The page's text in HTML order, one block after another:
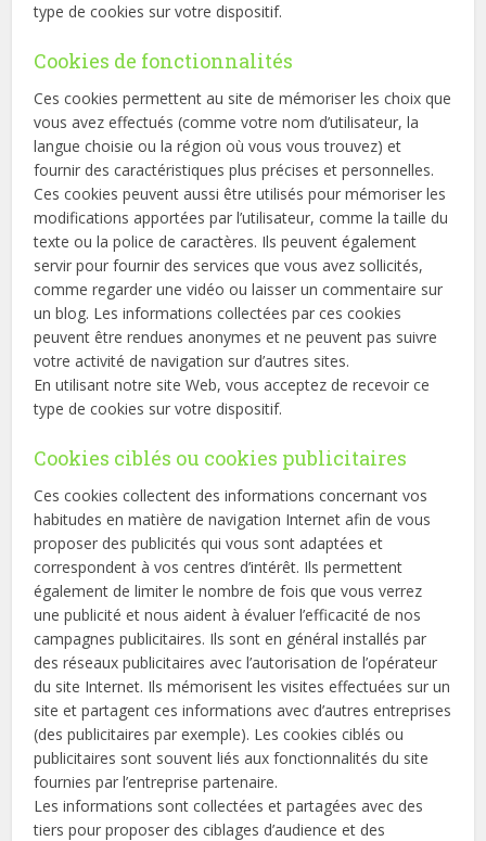
type de cookies sur votre dispositif.
Cookies de fonctionnalités
Ces cookies permettent au site de mémoriser les choix que
vous avez effectués (comme votre nom d’utilisateur, la
langue choisie ou la région où vous vous trouvez) et
fournir des caractéristiques plus précises et personnelles.
Ces cookies peuvent aussi être utilisés pour mémoriser les
modifications apportées par l’utilisateur, comme la taille du
texte ou la police de caractères. Ils peuvent également
servir pour fournir des services que vous avez sollicités,
comme regarder une vidéo ou laisser un commentaire sur
un blog. Les informations collectées par ces cookies
peuvent être rendues anonymes et ne peuvent pas suivre
votre activité de navigation sur d’autres sites.
En utilisant notre site Web, vous acceptez de recevoir ce
type de cookies sur votre dispositif.
Cookies ciblés ou cookies publicitaires
Ces cookies collectent des informations concernant vos
habitudes en matière de navigation Internet afin de vous
proposer des publicités qui vous sont adaptées et
correspondent à vos centres d’intérêt. Ils permettent
également de limiter le nombre de fois que vous verrez
une publicité et nous aident à évaluer l’efficacité de nos
campagnes publicitaires. Ils sont en général installés par
des réseaux publicitaires avec l’autorisation de l’opérateur
du site Internet. Ils mémorisent les visites effectuées sur un
site et partagent ces informations avec d’autres entreprises
(des publicitaires par exemple). Les cookies ciblés ou
publicitaires sont souvent liés aux fonctionnalités du site
fournies par l’entreprise partenaire.
Les informations sont collectées et partagées avec des
tiers pour proposer des ciblages d’audience et des